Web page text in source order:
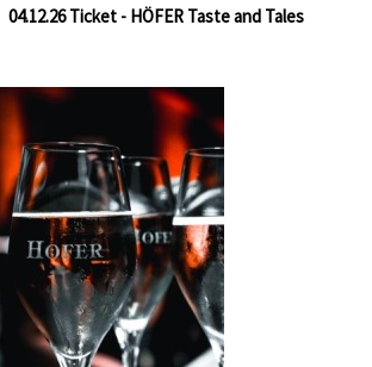
04.12.26 Ticket - HÖFER Taste and Tales